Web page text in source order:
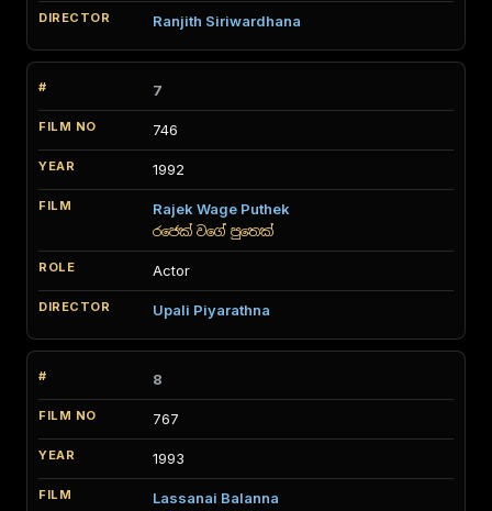
Ranjith Siriwardhana
7
746
1992
Rajek Wage Puthek
රජෙක් වගේ පුතෙක්
Actor
Upali Piyarathna
8
767
1993
Lassanai Balanna